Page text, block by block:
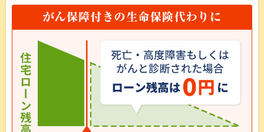
家族や友人はマンションを購入したことに少し驚いていました
が、私は「不動産オーナーになった」ということにより、さらに
本業へ取り組む姿勢も増しました。
シノケンハーモニーさんは、知人からも聞いていた通り、とても
対応が良かったです。
私の知り合いがマンション経営に興味を持ったら、シノケンハ
ーモニーさんを紹介したいと思います。
可能であれば買い増しもしたいと思っていますので、これからも
よろしくお願いします。